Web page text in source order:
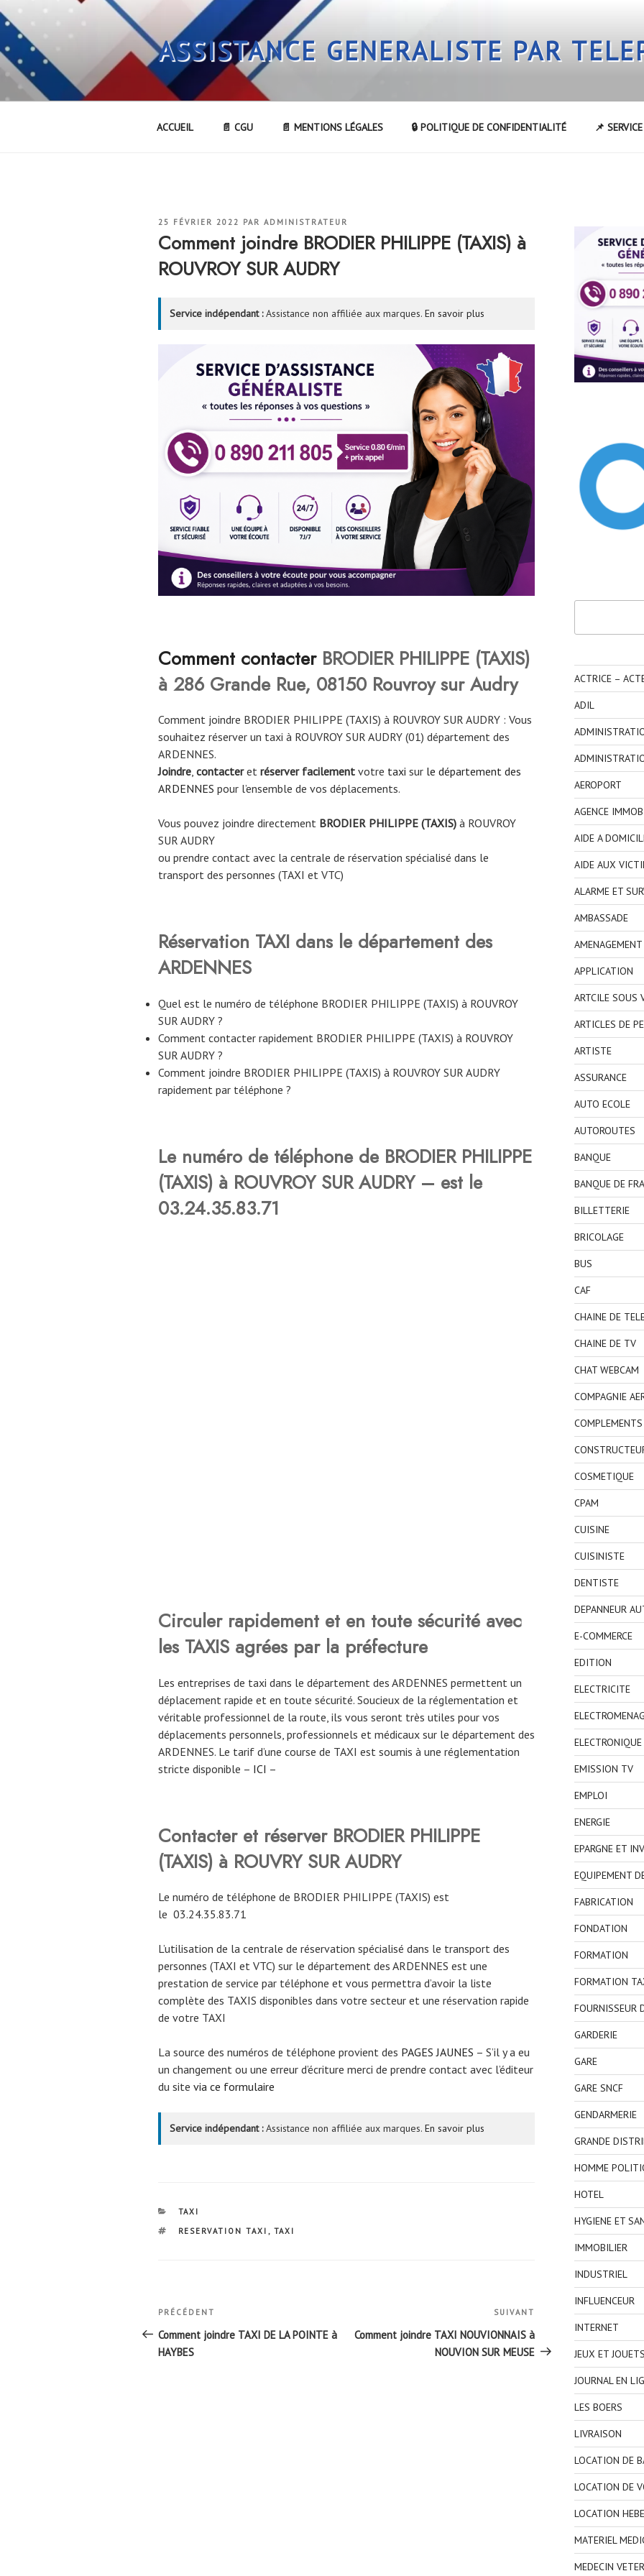
Aller
au
contenu
principal
ASSISTANCE GENERALISTE PAR
ACCUEIL 📄 CGU 📄 MENTIONS LÉGALES 🔒 POLITIQUE DE CONFIDENTIALITÉ 📌
PUBLIÉ
25 FÉVRIER 2022 PAR ADMINISTRATEUR
Comment joindre BRODIER PHILIPPE (TAXIS) à
ROUVROY SUR AUDRY
Service indépendant :Assistance non affiliée aux marques. En savoir plus
Comment contacterBRODIER PHILIPPE (TAXIS)
à 286 Grande Rue, 08150 Rouvroy sur Audry
Comment joindre BRODIER PHILIPPE (TAXIS) à ROUVROY SUR AUDRY : Vous
souhaitez réserver un taxi à ROUVROY SUR AUDRY (01) département des
ARDENNES.
Joindre, contacteret réserver facilement votre taxi sur le département des
ARDENNES pour l’ensemble de vos déplacements.
Vous pouvez joindre directement BRODIER PHILIPPE (TAXIS) à ROUVROY
SUR AUDRY
ou prendre contact avec la centrale de réservation spécialisé dans le
transport des personnes (TAXI et VTC)
Réservation TAXI dans le département des
ARDENNES
Quel est le numéro de téléphone BRODIER PHILIPPE (TAXIS) à ROUVROY
SUR AUDRY ?
Comment contacter rapidement BRODIER PHILIPPE (TAXIS) à ROUVROY
SUR AUDRY ?
Comment joindre BRODIER PHILIPPE (TAXIS) à ROUVROY SUR AUDRY
rapidement par téléphone ?
Le numéro de téléphone de BRODIER PHILIPPE
(TAXIS) à ROUVROY SUR AUDRY – est le
03.24.35.83.71
Circuler rapidement et en toute sécurité avec
les TAXIS agrées par la préfecture
Les entreprises de taxi dans le département des ARDENNES permettent un
déplacement rapide et en toute sécurité. Soucieux de la réglementation et
véritable professionnel de la route, ils vous seront très utiles pour vos
déplacements personnels, professionnels et médicaux sur le département des
ARDENNES. Le tarif d’une course de TAXI est soumis à une réglementation
stricte disponible – ICI –
Contacter et réserver BRODIER PHILIPPE
(TAXIS) à ROUVRY SUR AUDRY
Le numéro de téléphone de BRODIER PHILIPPE (TAXIS) est
le 03.24.35.83.71
L’utilisation de la centrale de réservation spécialisé dans le transport des
personnes (TAXI et VTC) sur le département des ARDENNES est une
prestation de service par téléphone et vous permettra d’avoir la liste
complète des TAXIS disponibles dans votre secteur et une réservation rapide
de votre TAXI
La source des numéros de téléphone provient des PAGES JAUNES – S’il y a eu
un changement ou une erreur d’écriture merci de prendre contact avec l’éditeur
du site via ce formulaire
Service indépendant :Assistance non affiliée aux marques. En savoir plus
CATÉGORIES
TAXI
ÉTIQUETTES
RESERVATION TAXI , TAXI
Navigation
de
l’article
Article
précédent
PRÉCÉDENT
Comment joindre TAXI DE LA POINTE à
HAYBES
suivant
SUIVANT
Comment joindre TAXI NOUVIONNAIS à
NOUVION SUR MEUSE
ACTRICE –
ADIL
AEROPORT
AGENCE
AIDE A
AIDE AUX
ALARME ET
AMBASSADE
APPLICATION
ARTCILE SOUS
ARTICLES DE
ARTISTE
ASSURANCE
AUTO ECOLE
AUTOROUTES
BANQUE
BANQUE DE
BILLETTERIE
BRICOLAGE
BUS
CAF
CHAINE DE
CHAINE DE TV
CHAT WEBCAM
COMPAGNIE
COSMETIQUE
CPAM
CUISINE
CUISINISTE
DENTISTE
DEPANNEUR
E-COMMERCE
EDITION
ELECTRICITE
EMISSION TV
EMPLOI
ENERGIE
EPARGNE ET
EQUIPEMENT
FABRICATION
FONDATION
FORMATION
FORMATION
FOURNISSEUR
GARDERIE
GARE
GARE SNCF
GENDARMERIE
GRANDE
HOMME
HOTEL
HYGIENE ET
IMMOBILIER
INDUSTRIEL
INFLUENCEUR
INTERNET
JEUX ET JOUETS
JOURNAL EN
LES BOERS
LIVRAISON
LOCATION DE
LOCATION DE
LOCATION
MATERIEL
MEDECIN